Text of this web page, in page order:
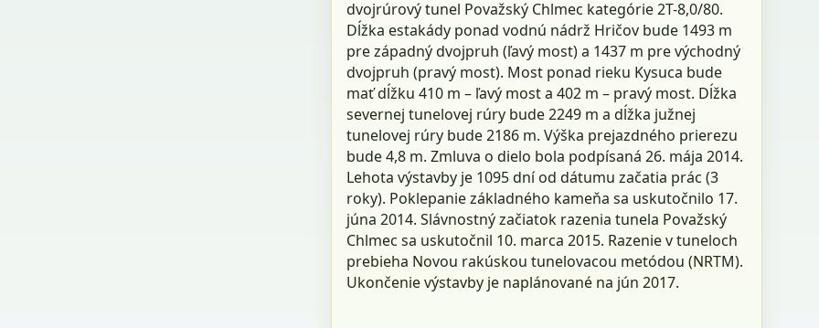
dvojrúrový tunel Považský Chlmec kategórie 2T-8,0/80.
Dĺžka estakády ponad vodnú nádrž Hričov bude 1493 m
pre západný dvojpruh (ľavý most) a 1437 m pre východný
dvojpruh (pravý most). Most ponad rieku Kysuca bude
mať dĺžku 410 m – ľavý most a 402 m – pravý most. Dĺžka
severnej tunelovej rúry bude 2249 m a dĺžka južnej
tunelovej rúry bude 2186 m. Výška prejazdného prierezu
bude 4,8 m. Zmluva o dielo bola podpísaná 26. mája 2014.
Lehota výstavby je 1095 dní od dátumu začatia prác (3
roky). Poklepanie základného kameňa sa uskutočnilo 17.
júna 2014. Slávnostný začiatok razenia tunela Považský
Chlmec sa uskutočnil 10. marca 2015. Razenie v tuneloch
prebieha Novou rakúskou tunelovacou metódou (NRTM).
Ukončenie výstavby je naplánované na jún 2017.